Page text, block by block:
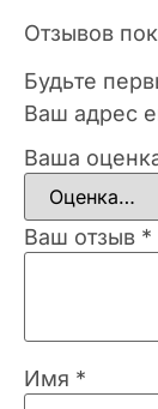
Отзывов
Будьте
Ваш адрес
Ваша
Ваш отзыв *
Имя *